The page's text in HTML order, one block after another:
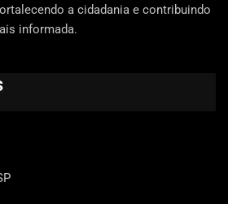
a cidadania e contribuindo
informada.